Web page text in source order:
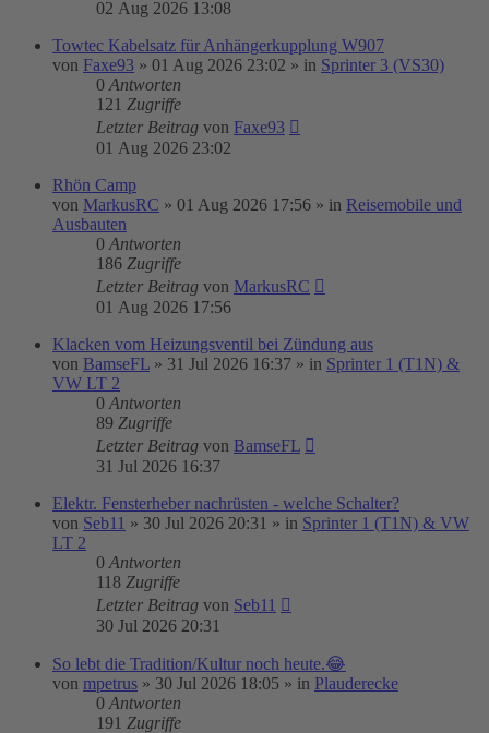
02 Aug 2026 13:08
Towtec Kabelsatz für Anhängerkupplung W907
von Faxe93 » 01 Aug 2026 23:02 » in Sprinter 3 (VS30)
0 Antworten
121 Zugriffe
Letzter Beitrag von Faxe93
01 Aug 2026 23:02
Rhön Camp
von MarkusRC » 01 Aug 2026 17:56 » in Reisemobile und
Ausbauten
0 Antworten
186 Zugriffe
Letzter Beitrag von MarkusRC
01 Aug 2026 17:56
Klacken vom Heizungsventil bei Zündung aus
von BamseFL » 31 Jul 2026 16:37 » in Sprinter 1 (T1N) &
VW LT 2
0 Antworten
89 Zugriffe
Letzter Beitrag von BamseFL
31 Jul 2026 16:37
Elektr. Fensterheber nachrüsten - welche Schalter?
von Seb11 » 30 Jul 2026 20:31 » in Sprinter 1 (T1N) & VW
LT 2
0 Antworten
118 Zugriffe
Letzter Beitrag von Seb11
30 Jul 2026 20:31
So lebt die Tradition/Kultur noch heute.😂
von mpetrus » 30 Jul 2026 18:05 » in Plauderecke
0 Antworten
191 Zugriffe